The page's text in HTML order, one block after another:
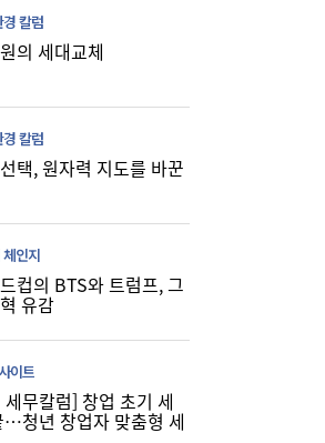
국힘 윤리위원 또 사퇴,
산
경 칼럼
의 세대교체
경 칼럼
택, 원자력 지도를 바꾼
인지
컵의 BTS와 트럼프, 그
유감
이트
무칼럼] 창업 초기 세
…청년 창업자 맞춤형 세